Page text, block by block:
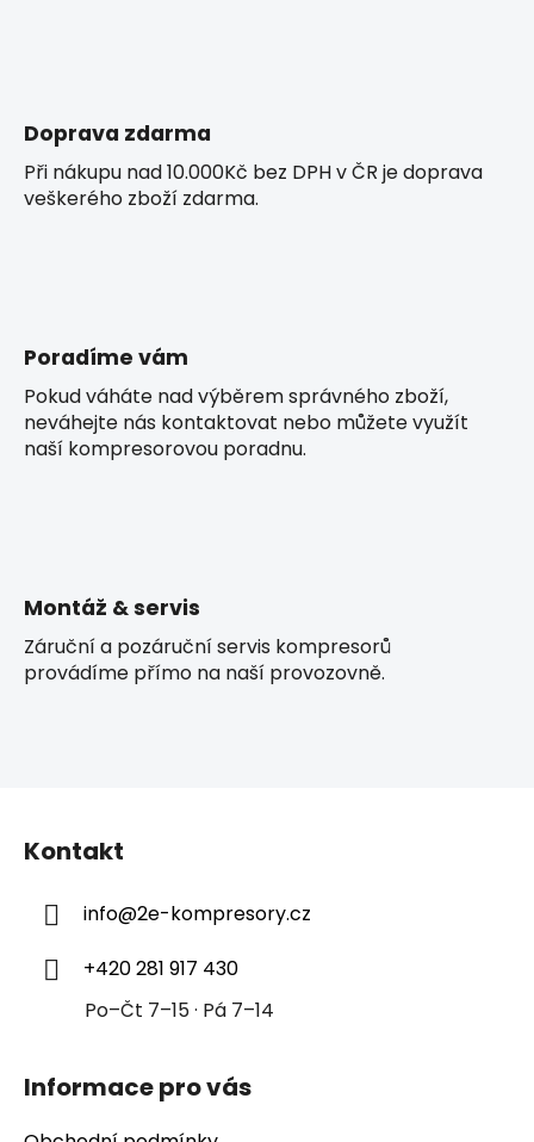
Doprava zdarma
Při nákupu nad 10.000Kč bez DPH v ČR je doprava
veškerého zboží zdarma.
Poradíme vám
Pokud váháte nad výběrem správného zboží,
neváhejte nás kontaktovat nebo můžete využít
naší kompresorovou poradnu.
Montáž & servis
Záruční a pozáruční servis kompresorů
provádíme přímo na naší provozovně.
Kontakt
info@2e-kompresory.cz
+420 281 917 430
Po–Čt 7–15 · Pá 7–14
Informace pro vás